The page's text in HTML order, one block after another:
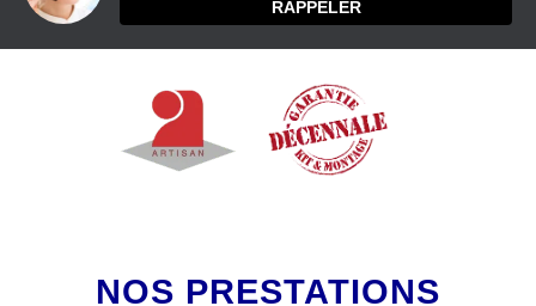
NOS PRESTATIONS